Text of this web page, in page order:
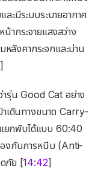
ะมีระบบระบายอากาศ
กระจายแสงสว่าง
หลังคากระจกและม่าน
]
ารุ่น Good Cat อย่าง
าเดินทางขนาด Carry-
แยกพับได้แบบ 60:40
องกันการหนีบ (Anti-
ภัย [14:42]